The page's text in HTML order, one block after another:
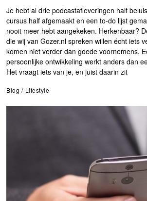
Je hebt al drie podcastafleveringen half
cursus half afgemaakt en een to-do lijst
nooit meer hebt aangekeken. Herkenbaar?
die wij van Gozer.nl spreken willen écht iets
komen niet verder dan goede voornemens.
persoonlijke ontwikkeling werkt anders dan
Het vraagt iets van je, en juist daarin zit
Blog / Lifestyle